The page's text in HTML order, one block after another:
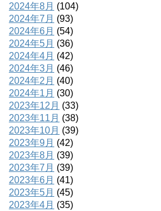
2024年8月 (104)
2024年7月 (93)
2024年6月 (54)
2024年5月 (36)
2024年4月 (42)
2024年3月 (46)
2024年2月 (40)
2024年1月 (30)
2023年12月 (33)
2023年11月 (38)
2023年10月 (39)
2023年9月 (42)
2023年8月 (39)
2023年7月 (39)
2023年6月 (41)
2023年5月 (45)
2023年4月 (35)